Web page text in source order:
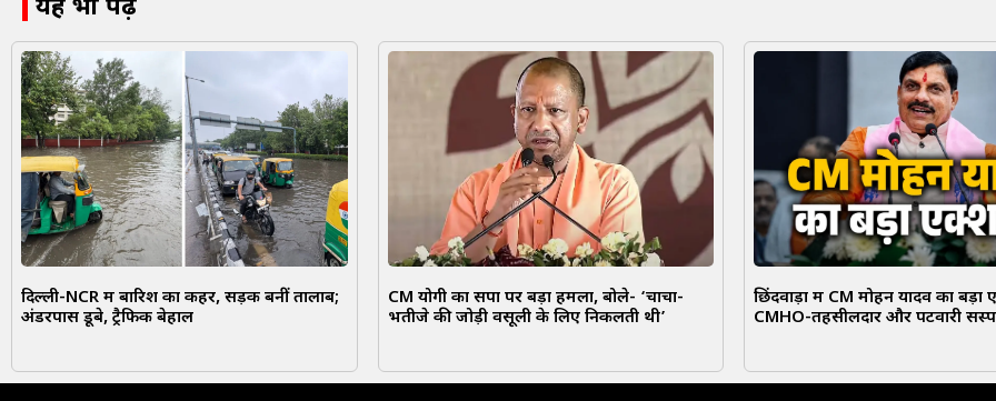
यह भी पढ़ें
दिल्ली-NCR में बारिश का कहर, सड़कें बनीं तालाब;
अंडरपास डूबे, ट्रैफिक बेहाल
CM योगी का सपा पर बड़ा हमला, बोले- ‘चाचा-
भतीजे की जोड़ी वसूली के लिए निकलती थी’
छिंदवाड़ा में CM मोहन यादव का बड़ा
CMHO-तहसीलदार और पटवारी